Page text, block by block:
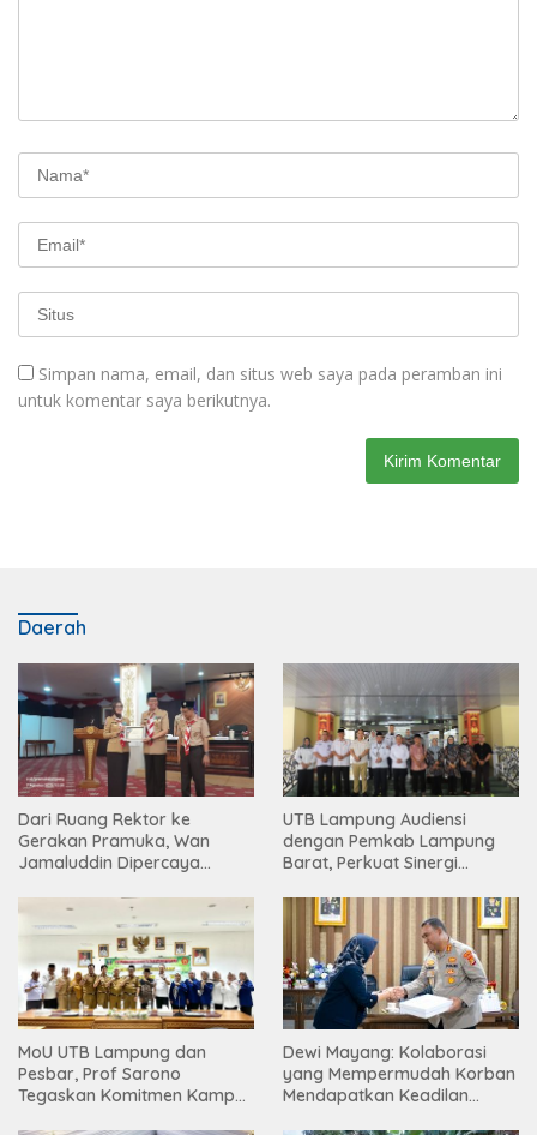
Simpan nama, email, dan situs web saya pada peramban ini
untuk komentar saya berikutnya.
Daerah
Dari Ruang Rektor ke
Gerakan Pramuka, Wan
Jamaluddin Dipercaya
UTB Lampung Audiensi
dengan Pemkab Lampung
Barat, Perkuat Sinergi
Tinggi
MoU UTB Lampung dan
Pesbar, Prof Sarono
Tegaskan Komitmen Kampus
Dewi Mayang: Kolaborasi
yang Mempermudah Korban
Mendapatkan Keadilan